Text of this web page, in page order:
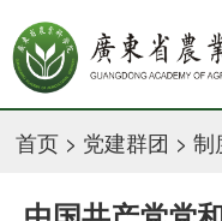
首页 > 党建群团 >制